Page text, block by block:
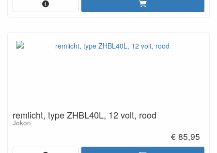
remlicht, type ZHBL40L, 12 volt, rood
Jokon
€ 85,95